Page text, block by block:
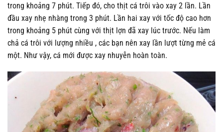
trong khoảng 7 phút. Tiếp đó, cho thịt cá trôi vào xay 2 lần. Lần
đầu xay nhẹ nhàng trong 3 phút. Lần hai xay với tốc độ cao hơn
trong khoảng 5 phút cùng với thịt lợn đã xay lúc trước. Nếu làm
chả cá trôi với lượng nhiều , các bạn nên xay lần lượt từng mẻ cá
một. Như vậy, cá mới được xay nhuyễn hoàn toàn.